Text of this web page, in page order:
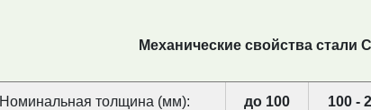
Механические свойства стали
Номинальная толщина (мм): до 100 100 -